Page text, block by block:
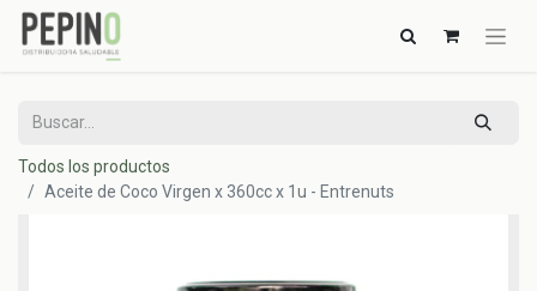
Todos los productos
Aceite de Coco Virgen x 360cc x 1u - Entrenuts